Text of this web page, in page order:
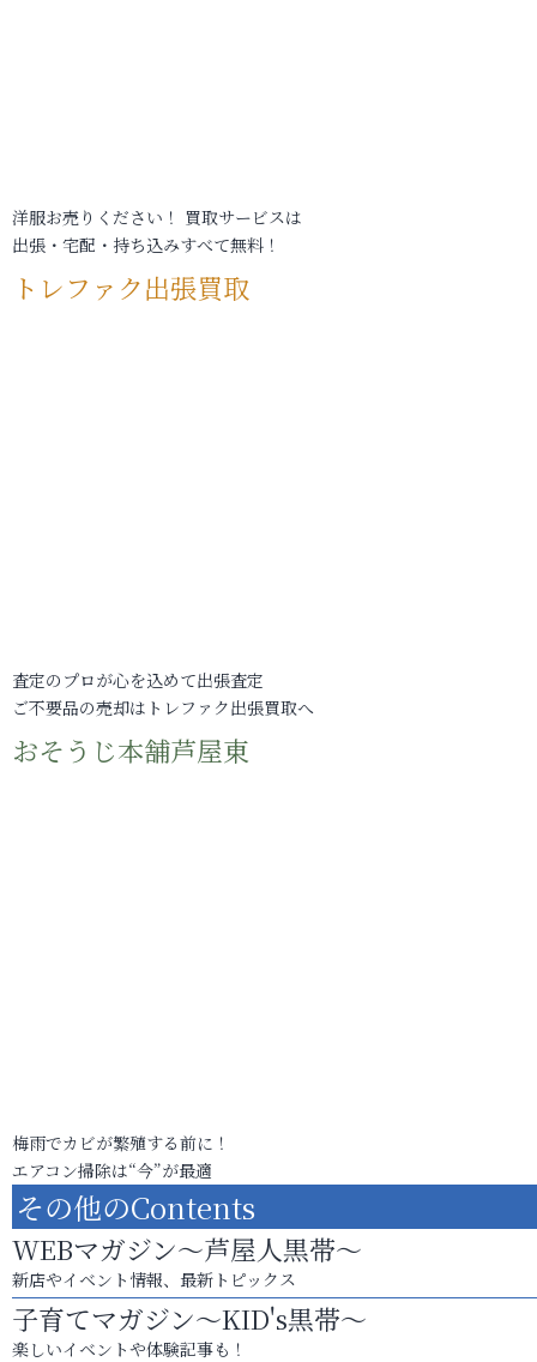
洋服お売りください！ 買取サービスは
出張・宅配・持ち込みすべて無料！
トレファク出張買取
査定のプロが心を込めて出張査定
ご不要品の売却はトレファク出張買取へ
おそうじ本舗芦屋東
梅雨でカビが繁殖する前に！
エアコン掃除は“今”が最適
その他のContents
WEBマガジン～芦屋人黒帯～
新店やイベント情報、最新トピックス
子育てマガジン～KID's黒帯～
楽しいイベントや体験記事も！